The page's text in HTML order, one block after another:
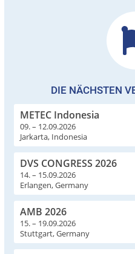
DIE NÄCHSTEN
METEC Indonesia
09. – 12.09.2026
Jarkarta, Indonesia
DVS CONGRESS 2026
14. – 15.09.2026
Erlangen, Germany
AMB 2026
15. – 19.09.2026
Stuttgart, Germany